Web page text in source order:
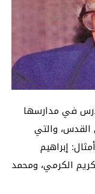
مدينة بيت لحم عام 1920، ودرس في مدارسها
والتي
إبراهيم
الكرمي، ومحمد